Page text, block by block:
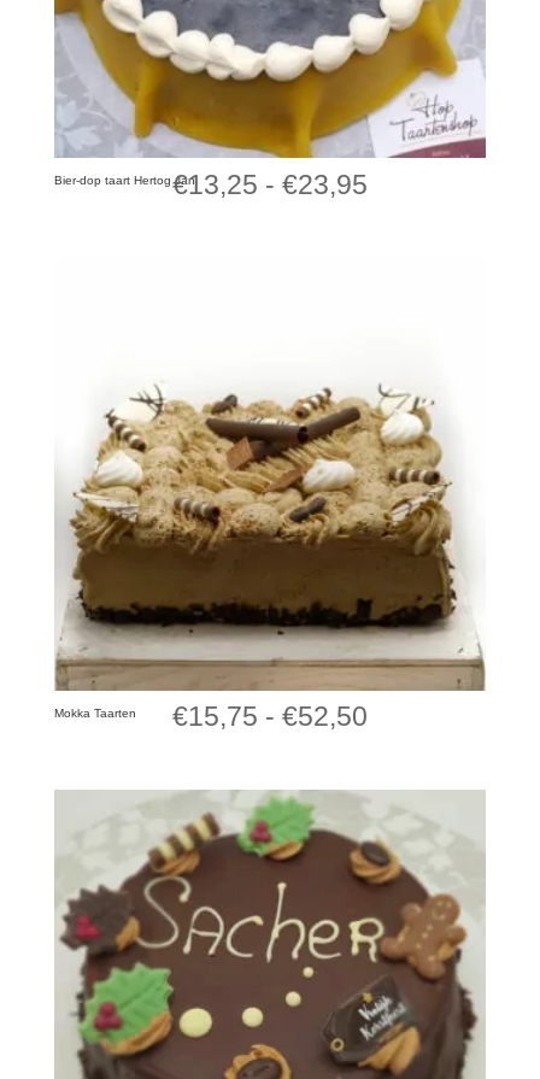
Bier-dop taart Hertog Jan
€13,25 - €23,95Prijsklasse:
Mokka Taarten €15,75 - €52,50Prijsklasse:
tot
€52,50